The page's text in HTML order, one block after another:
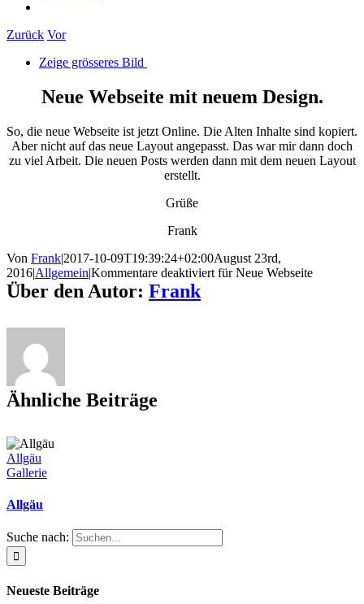
Zurück Vor
Zeige grösseres Bild
Neue Webseite mit neuem Design.
So, die neue Webseite ist jetzt Online. Die Alten Inhalte sind kopiert.
Aber nicht auf das neue Layout angepasst. Das war mir dann doch
zu viel Arbeit. Die neuen Posts werden dann mit dem neuen Layout
erstellt.
Grüße
Frank
Von Frank|2017-10-09T19:39:24+02:00August 23rd,
2016|Allgemein|Kommentare deaktiviert für Neue Webseite
Über den Autor: Frank
Ähnliche Beiträge
Allgäu
Gallerie
Allgäu
Suche nach:
Neueste Beiträge